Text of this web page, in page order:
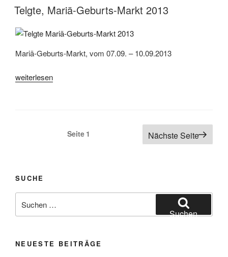
Markt
2014“
Telgte, Mariä-Geburts-Markt 2013
Mariä-Geburts-Markt, vom 07.09. – 10.09.2013
„Telgte,
weiterlesen
Seitennummerierung
Seite 1 Nächste Seite
SUCHE
nach:
Suchen
NEUESTE BEITRÄGE